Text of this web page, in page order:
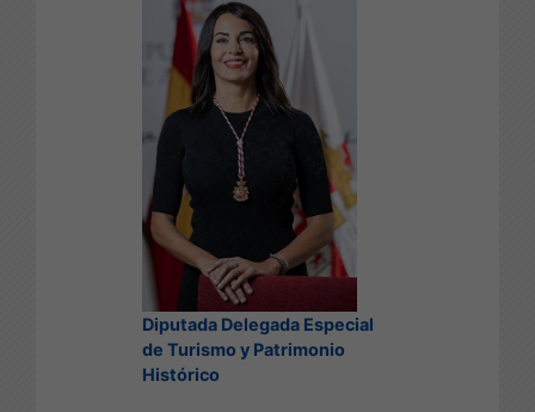
Diputada Delegada Especial
de Turismo y Patrimonio
Histórico